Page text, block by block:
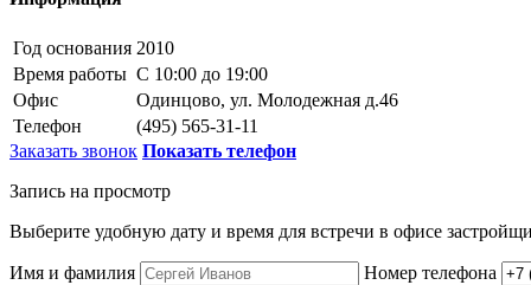
Год основания 2010
Время работы С 10:00 до 19:00
Офис
Одинцово, ул. Молодежная д.46
Телефон
(495) 565-31-11
Заказать звонок Показать телефон
Запись на просмотр
Выберите удобную дату и время для встречи в офисе
Имя и фамилия
Номер телефона